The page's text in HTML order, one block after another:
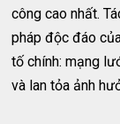
công cao nhất.
pháp độc đáo
tố chính: mạng
và lan tỏa ảnh